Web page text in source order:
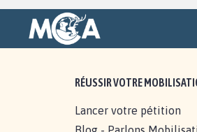
RÉUSSIR VOTRE
Lancer votre pétition